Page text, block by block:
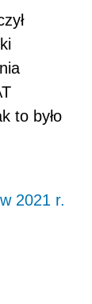
to było
2021 r.